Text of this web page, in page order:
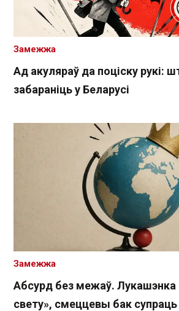
Ад акуляраў да поціску рукі:
забараніць у Беларусі
Замежжа
Абсурд без межаў. Лукашэнка
свету», смеццевы бак
Замежжа